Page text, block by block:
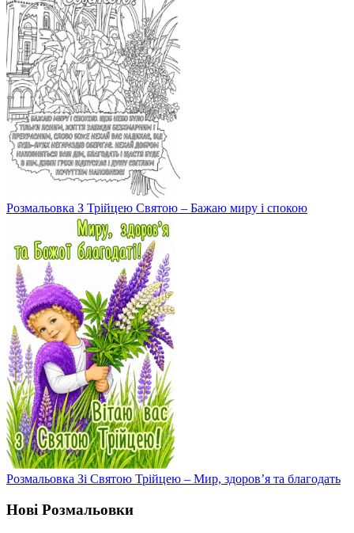
Розмальовка З Трійцею Святою – Бажаю миру і спокою
Розмальовка Зі Святою Трійцею – Мир, здоров’я та благодать
Нові Розмальовки